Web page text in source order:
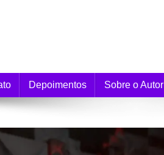
Depoimentos Sobre o Autor